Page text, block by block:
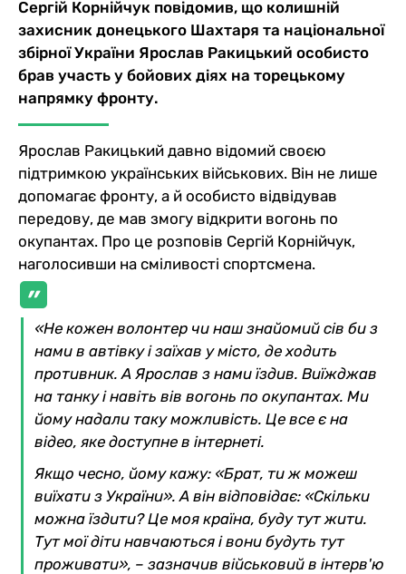
Сергій Корнійчук повідомив, що колишній
захисник донецького Шахтаря та національної
збірної України Ярослав Ракицький особисто
брав участь у бойових діях на торецькому
напрямку фронту.
Ярослав Ракицький давно відомий своєю
підтримкою українських військових. Він не лише
допомагає фронту, а й особисто відвідував
передову, де мав змогу відкрити вогонь по
окупантах. Про це розповів Сергій Корнійчук,
наголосивши на сміливості спортсмена.
«Не кожен волонтер чи наш знайомий сів би з
нами в автівку і заїхав у місто, де ходить
противник. А Ярослав з нами їздив. Виїжджав
на танку і навіть вів вогонь по окупантах. Ми
йому надали таку можливість. Це все є на
відео, яке доступне в інтернеті.
Якщо чесно, йому кажу: «Брат, ти ж можеш
виїхати з України». А він відповідає: «Скільки
можна їздити? Це моя країна, буду тут жити.
Тут мої діти навчаються і вони будуть тут
проживати», – зазначив військовий в інтерв'ю